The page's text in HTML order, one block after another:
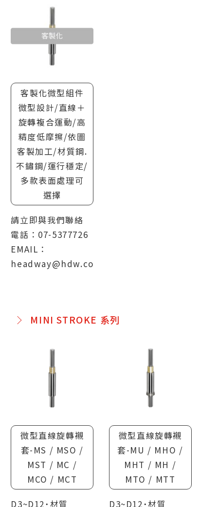
在更小的空間之中
市售最小型：以2mm的導柱，搭配內徑3.2
的導套，實現目前市售最小型的微型組件
備有庫存品：訂購數量20組以內，都可對應
5個工作日出貨
端內螺紋型)
客製化微型組件
微型設計/直線＋
旋轉複合運動/高
精度低摩擦/依圖
客製加工/材質鋼.
不鏽鋼/運行穩定/
多款表面處理可
選擇
請立即與我們聯絡
電話：07-5377726
EMAIL：
headway@hdw.com.tw
MINI STROKE 系列
微型直線旋轉襯
套-MS / MSO /
MST / MC /
MCO / MCT
D3~D12˙材質
微型直線旋轉襯
套-MU / MHO /
MHT / MH /
MTO / MTT
D3~D12˙材質